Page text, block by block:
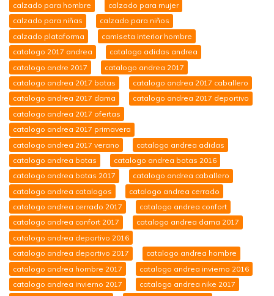
calzado para hombre
calzado para mujer
calzado para niñas
calzado para niños
calzado plataforma
camiseta interior hombre
catalogo 2017 andrea
catalogo adidas andrea
catalogo andre 2017
catalogo andrea 2017
catalogo andrea 2017 botas
catalogo andrea 2017 caballero
catalogo andrea 2017 dama
catalogo andrea 2017 deportivo
catalogo andrea 2017 ofertas
catalogo andrea 2017 primavera
catalogo andrea 2017 verano
catalogo andrea adidas
catalogo andrea botas
catalogo andrea botas 2016
catalogo andrea botas 2017
catalogo andrea caballero
catalogo andrea catalogos
catalogo andrea cerrado
catalogo andrea cerrado 2017
catalogo andrea confort
catalogo andrea confort 2017
catalogo andrea dama 2017
catalogo andrea deportivo 2016
catalogo andrea deportivo 2017
catalogo andrea hombre
catalogo andrea hombre 2017
catalogo andrea invierno 2016
catalogo andrea invierno 2017
catalogo andrea nike 2017